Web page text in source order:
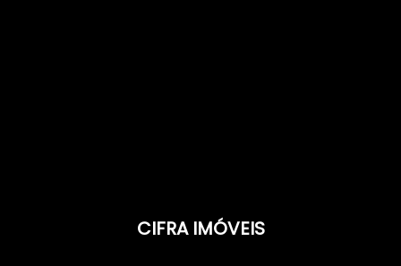
CIFRA IMÓVEIS